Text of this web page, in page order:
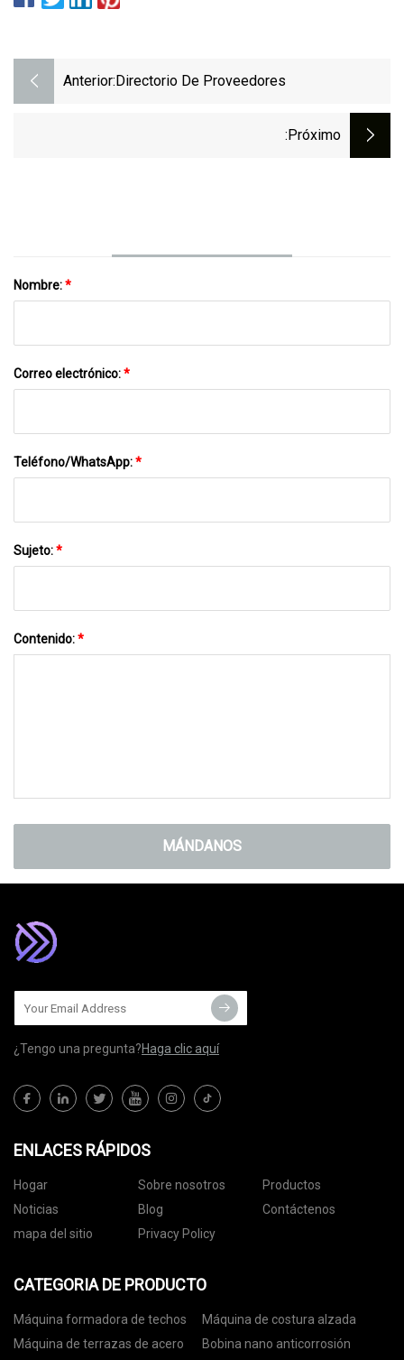
Anterior: Directorio De Proveedores
:próximo
Nombre:*
Correo electrónico:*
Teléfono/WhatsApp:*
Sujeto:*
Contenido:*
MÁNDANOS
¿Tengo una pregunta?Haga clic aquí
ENLACES RÁPIDOS
Hogar Sobre nosotros
Productos
Noticias
Blog
Contáctenos
mapa del sitio
Privacy Policy
CATEGORIA DE PRODUCTO
Máquina formadora de techos
Máquina de costura alzada
Máquina de terrazas de acero
Bobina nano anticorrosión